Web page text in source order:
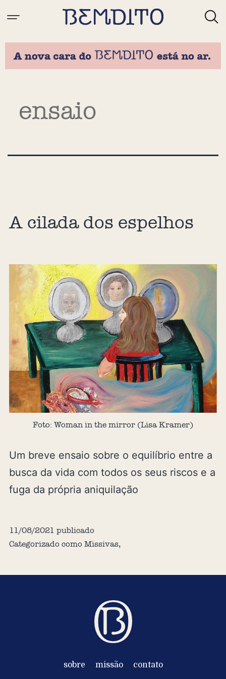
ensaio
A cilada dos espelhos
Foto: Woman in the mirror (Lisa Kramer)
Um breve ensaio sobre o equilíbrio entre a
busca da vida com todos os seus riscos e a
fuga da própria aniquilação
11/08/2021 publicado
Categorizado como Missivas,
sobre missão contato